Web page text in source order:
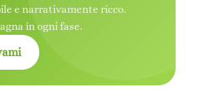
e narrativamente ricco.
in ogni fase.